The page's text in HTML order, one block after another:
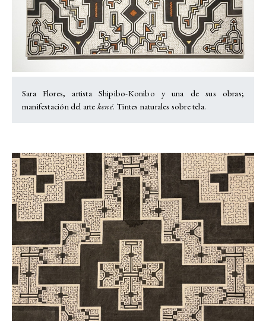
Sara Flores, artista Shipibo-Konibo y una de sus obras;
manifestación del arte kené. Tintes naturales sobre tela.